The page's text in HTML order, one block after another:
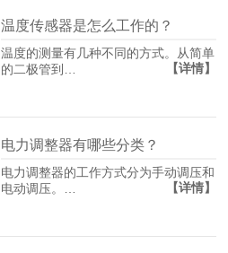
温度传感器是怎么工作的？
温度的测量有几种不同的方式。从简单
的二极管到…
【详情】
电力调整器有哪些分类？
电力调整器的工作方式分为手动调压和
电动调压。…
【详情】